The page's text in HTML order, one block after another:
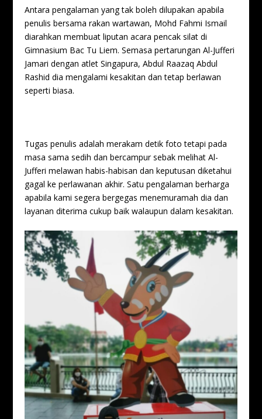
Antara pengalaman yang tak boleh dilupakan apabila
penulis bersama rakan wartawan, Mohd Fahmi Ismail
diarahkan membuat liputan acara pencak silat di
Gimnasium Bac Tu Liem. Semasa pertarungan Al-Jufferi
Jamari dengan atlet Singapura, Abdul Raazaq Abdul
Rashid dia mengalami kesakitan dan tetap berlawan
seperti biasa.
Tugas penulis adalah merakam detik foto tetapi pada
masa sama sedih dan bercampur sebak melihat Al-
Jufferi melawan habis-habisan dan keputusan diketahui
gagal ke perlawanan akhir. Satu pengalaman berharga
apabila kami segera bergegas menemuramah dia dan
layanan diterima cukup baik walaupun dalam kesakitan.